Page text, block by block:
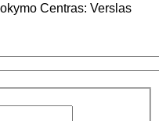
Centras: Verslas